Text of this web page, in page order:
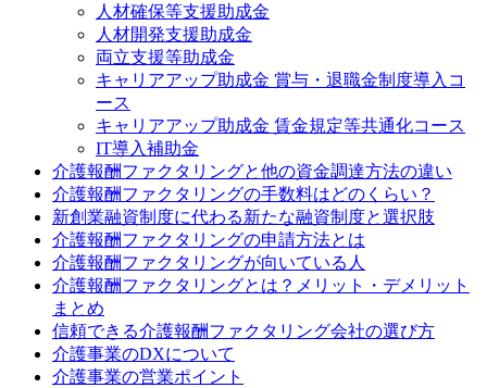
人材確保等支援助成金
人材開発支援助成金
両立支援等助成金
キャリアアップ助成金 賞与・退職金制度導入コ
ース
キャリアアップ助成金 賃金規定等共通化コース
IT導入補助金
介護報酬ファクタリングと他の資金調達方法の違い
介護報酬ファクタリングの手数料はどのくらい？
新創業融資制度に代わる新たな融資制度と選択肢
介護報酬ファクタリングの申請方法とは
介護報酬ファクタリングが向いている人
介護報酬ファクタリングとは？メリット・デメリット
まとめ
信頼できる介護報酬ファクタリング会社の選び方
介護事業のDXについて
介護事業の営業ポイント